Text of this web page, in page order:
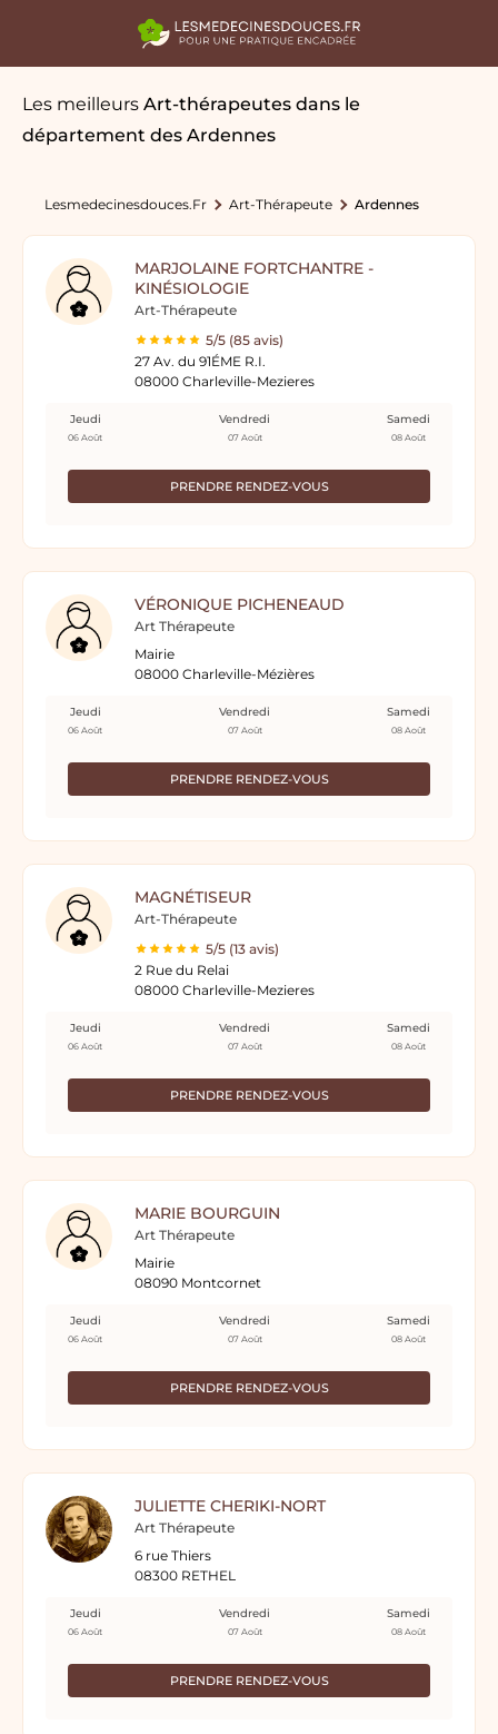
Les meilleurs Art-thérapeutes dans le
département des Ardennes
Lesmedecinesdouces.fr Art-Thérapeute Ardennes
MARJOLAINE FORTCHANTRE -
KINÉSIOLOGIE
Art-Thérapeute
5/5 (85 avis)
27 Av. du 91ÉME R.I.
08000 Charleville-Mezieres
PRENDRE RENDEZ-VOUS
Jeudi
06 Août
Vendredi
07 Août
Samedi
08 Août
VÉRONIQUE PICHENEAUD
Art Thérapeute
Mairie
08000 Charleville-Mézières
PRENDRE RENDEZ-VOUS
Jeudi
06 Août
Vendredi
07 Août
Samedi
08 Août
MAGNÉTISEUR
Art-Thérapeute
5/5 (13 avis)
2 Rue du Relai
08000 Charleville-Mezieres
PRENDRE RENDEZ-VOUS
Jeudi
06 Août
Vendredi
07 Août
Samedi
08 Août
MARIE BOURGUIN
Art Thérapeute
Mairie
08090 Montcornet
PRENDRE RENDEZ-VOUS
Jeudi
06 Août
Vendredi
07 Août
Samedi
08 Août
JULIETTE CHERIKI-NORT
Art Thérapeute
6 rue Thiers
08300 RETHEL
PRENDRE RENDEZ-VOUS
Jeudi
06 Août
Vendredi
07 Août
Samedi
08 Août